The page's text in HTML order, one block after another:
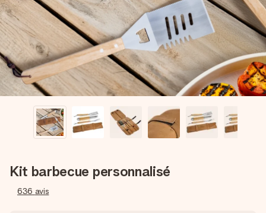
Créez quelque chose d’unique en quelques étapes – avec
son prénom, votre photo ou un message qui touche le cœur.
Sans complications, juste tout l’amour pour le moment idéal.
Kit barbecue personnalisé
636 avis